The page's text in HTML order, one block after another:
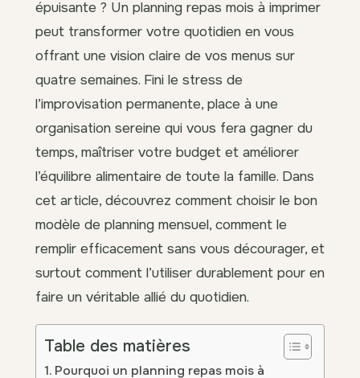
épuisante ? Un planning repas mois à imprimer
peut transformer votre quotidien en vous
offrant une vision claire de vos menus sur
quatre semaines. Fini le stress de
l’improvisation permanente, place à une
organisation sereine qui vous fera gagner du
temps, maîtriser votre budget et améliorer
l’équilibre alimentaire de toute la famille. Dans
cet article, découvrez comment choisir le bon
modèle de planning mensuel, comment le
remplir efficacement sans vous décourager, et
surtout comment l’utiliser durablement pour en
faire un véritable allié du quotidien.
Table des matières
Pourquoi un planning repas mois à